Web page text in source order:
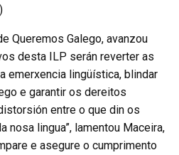
Queremos Galego, avanzou
desta ILP serán reverter as
emerxencia lingüística, blindar
e garantir os dereitos
entre o que din os
nosa lingua”, lamentou Maceira,
e asegure o cumprimento